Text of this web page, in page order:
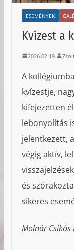
ESEMÉNYEK
Kvízest a
2026.02.19.
A
kvízestje,
kifejezetten
lebonyolítás
jelentkezett,
végig aktív,
és
sikeres
Molnár Csikós